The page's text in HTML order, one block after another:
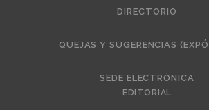
DIRECTORIO
QUEJAS Y SUGERENCIAS
SEDE ELECTRÓNICA
EDITORIAL